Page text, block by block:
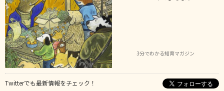
3分でわかる知育マガジン
Twitterでも最新情報をチェック！